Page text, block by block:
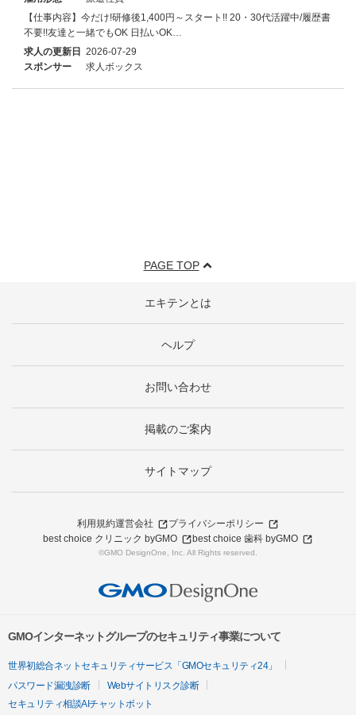
【仕事内容】今だけ!研修後1,400円～スタート!! 20・30代活躍中/履歴書
不要!!友達と一緒でもOK 日払いOK…
求人の更新日 2026-07-29
スポンサー
求人ボックス
PAGE TOP
エキテンとは
ヘルプ
お問い合わせ
掲載のご案内
サイトマップ
利用規約運営会社
プライバシーポリシー
best choice クリニック byGMO
best choice 歯科 byGMO
©GMO DesignOne, Inc. All Rights reserved.
GMOインターネットグループのセキュリティ事業について
世界初総合ネットセキュリティサービス「GMOセキュリティ24」
パスワード漏洩診断
Webサイトリスク診断
セキュリティ相談AIチャットボット